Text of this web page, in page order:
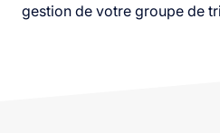
gestion de votre groupe de